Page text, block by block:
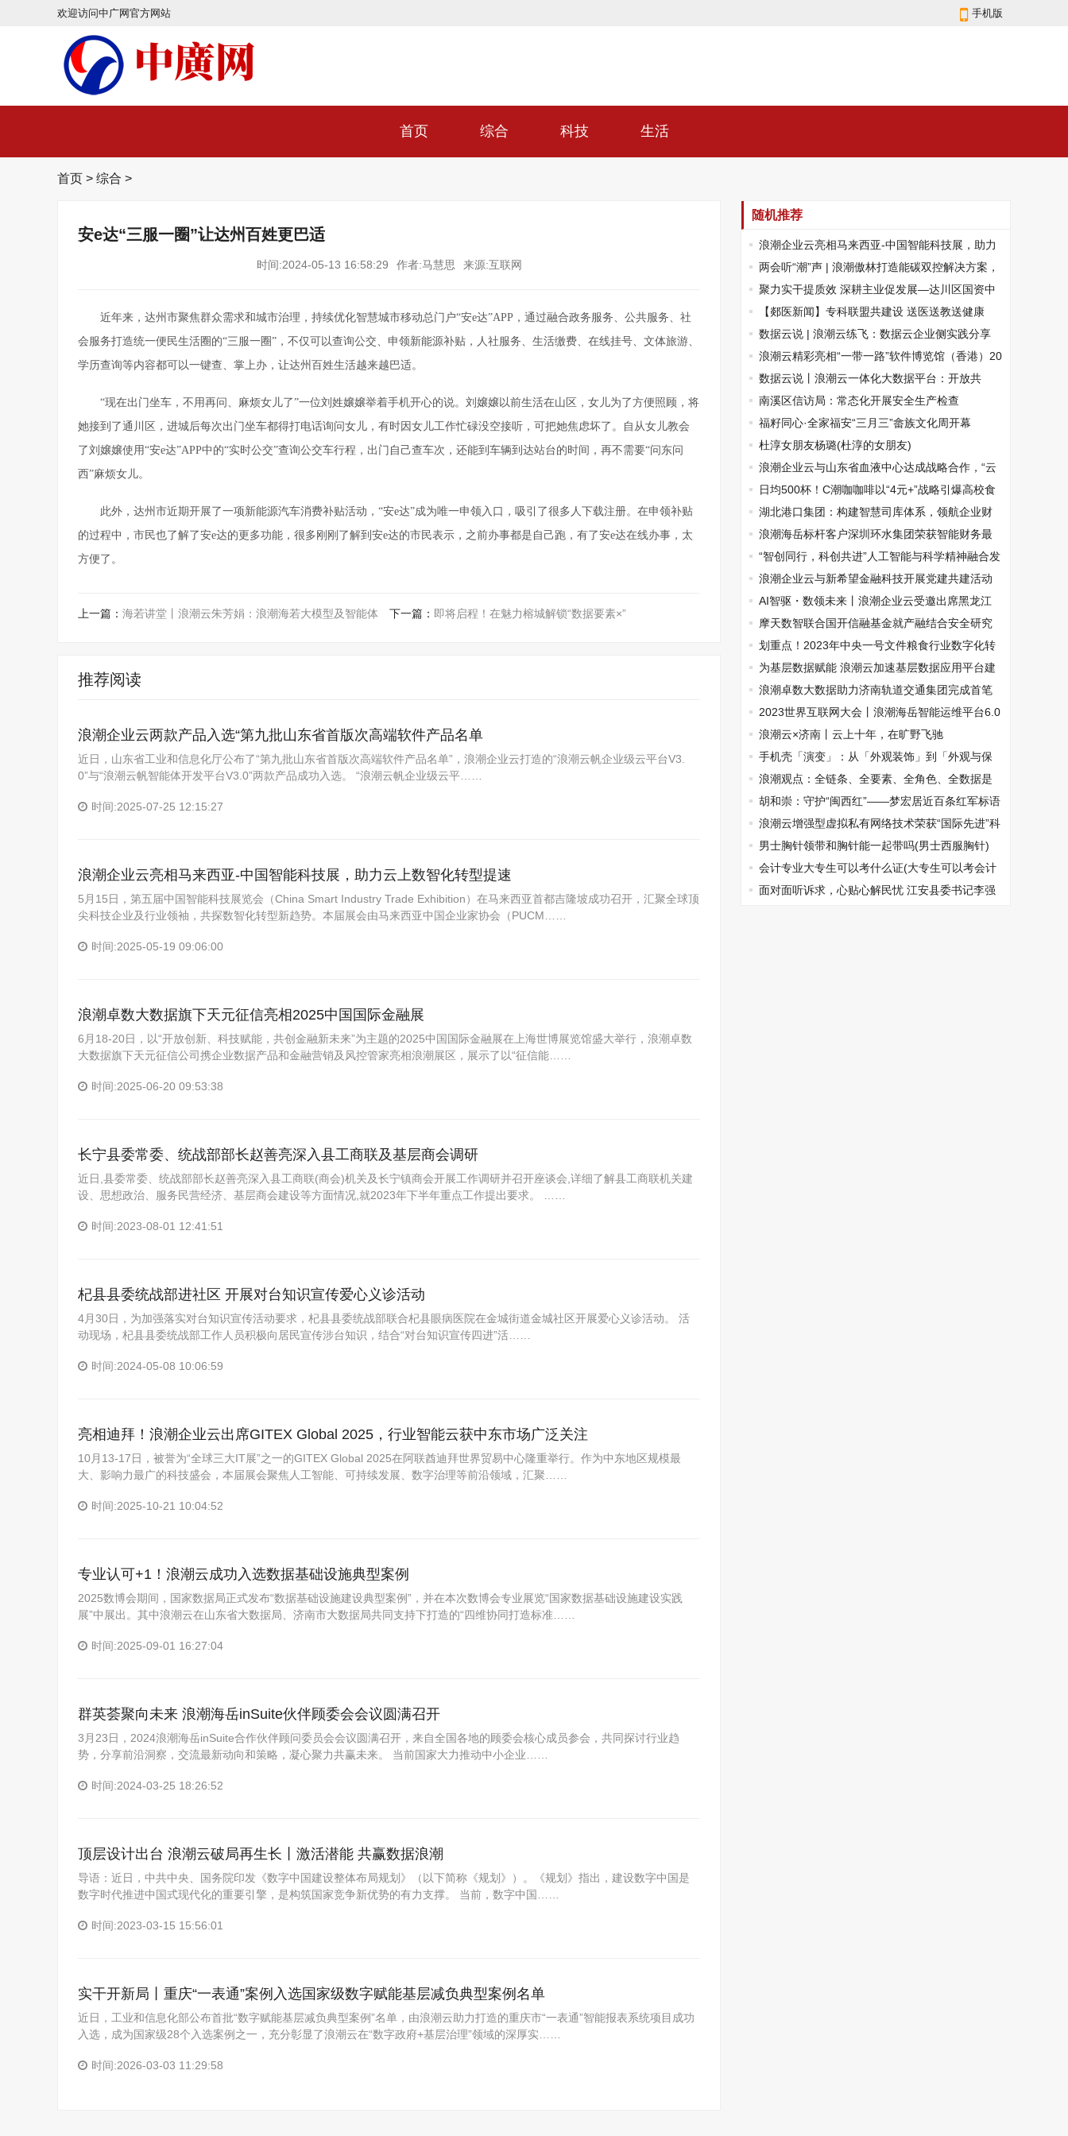
欢迎访问中广网官方网站 手机版
首页 综合 科技 生活
首页 > 综合 >
安e达“三服一圈”让达州百姓更巴适
时间:2024-05-13 16:58:29 作者:马慧思 来源:互联网
近年来，达州市聚焦群众需求和城市治理，持续优化智慧城市移动总门户“安e达”APP，通过融合政务服务、公共服务、社
会服务打造统一便民生活圈的“三服一圈”，不仅可以查询公交、申领新能源补贴，人社服务、生活缴费、在线挂号、文体旅游、
学历查询等内容都可以一键查、掌上办，让达州百姓生活越来越巴适。
“现在出门坐车，不用再问、麻烦女儿了”一位刘姓嬢嬢举着手机开心的说。刘嬢嬢以前生活在山区，女儿为了方便照顾，将
她接到了通川区，进城后每次出门坐车都得打电话询问女儿，有时因女儿工作忙碌没空接听，可把她焦虑坏了。自从女儿教会
了刘嬢嬢使用“安e达”APP中的“实时公交”查询公交车行程，出门自己查车次，还能到车辆到达站台的时间，再不需要“问东问
西”麻烦女儿。
此外，达州市近期开展了一项新能源汽车消费补贴活动，“安e达”成为唯一申领入口，吸引了很多人下载注册。在申领补贴
的过程中，市民也了解了安e达的更多功能，很多刚刚了解到安e达的市民表示，之前办事都是自己跑，有了安e达在线办事，太
方便了。
上一篇： 海若讲堂丨浪潮云朱芳娟：浪潮海若大模型及智能体 下一篇： 即将启程！在魅力榕城解锁“数据要素×”
推荐阅读
浪潮企业云两款产品入选“第九批山东省首版次高端软件产品名单
近日，山东省工业和信息化厅公布了“第九批山东省首版次高端软件产品名单”，浪潮企业云打造的“浪潮云帆企业级云平台V3.
0”与“浪潮云帆智能体开发平台V3.0”两款产品成功入选。 “浪潮云帆企业级云平……
时间:2025-07-25 12:15:27
浪潮企业云亮相马来西亚-中国智能科技展，助力云上数智化转型提速
5月15日，第五届中国智能科技展览会（China Smart Industry Trade Exhibition）在马来西亚首都吉隆坡成功召开，汇聚全球顶
尖科技企业及行业领袖，共探数智化转型新趋势。本届展会由马来西亚中国企业家协会（PUCM……
时间:2025-05-19 09:06:00
浪潮卓数大数据旗下天元征信亮相2025中国国际金融展
6月18-20日，以“开放创新、科技赋能，共创金融新未来”为主题的2025中国国际金融展在上海世博展览馆盛大举行，浪潮卓数
大数据旗下天元征信公司携企业数据产品和金融营销及风控管家亮相浪潮展区，展示了以“征信能……
时间:2025-06-20 09:53:38
长宁县委常委、统战部部长赵善亮深入县工商联及基层商会调研
近日,县委常委、统战部部长赵善亮深入县工商联(商会)机关及长宁镇商会开展工作调研并召开座谈会,详细了解县工商联机关建
设、思想政治、服务民营经济、基层商会建设等方面情况,就2023年下半年重点工作提出要求。 ……
时间:2023-08-01 12:41:51
杞县县委统战部进社区 开展对台知识宣传爱心义诊活动
4月30日，为加强落实对台知识宣传活动要求，杞县县委统战部联合杞县眼病医院在金城街道金城社区开展爱心义诊活动。 活
动现场，杞县县委统战部工作人员积极向居民宣传涉台知识，结合“对台知识宣传四进”活……
时间:2024-05-08 10:06:59
亮相迪拜！浪潮企业云出席GITEX Global 2025，行业智能云获中东市场广泛关注
10月13-17日，被誉为“全球三大IT展”之一的GITEX Global 2025在阿联酋迪拜世界贸易中心隆重举行。作为中东地区规模最
大、影响力最广的科技盛会，本届展会聚焦人工智能、可持续发展、数字治理等前沿领域，汇聚……
时间:2025-10-21 10:04:52
专业认可+1！浪潮云成功入选数据基础设施典型案例
2025数博会期间，国家数据局正式发布“数据基础设施建设典型案例”，并在本次数博会专业展览“国家数据基础设施建设实践
展”中展出。其中浪潮云在山东省大数据局、济南市大数据局共同支持下打造的“四维协同打造标准……
时间:2025-09-01 16:27:04
群英荟聚向未来 浪潮海岳inSuite伙伴顾委会会议圆满召开
3月23日，2024浪潮海岳inSuite合作伙伴顾问委员会会议圆满召开，来自全国各地的顾委会核心成员参会，共同探讨行业趋
势，分享前沿洞察，交流最新动向和策略，凝心聚力共赢未来。 当前国家大力推动中小企业……
时间:2024-03-25 18:26:52
顶层设计出台 浪潮云破局再生长丨激活潜能 共赢数据浪潮
导语：近日，中共中央、国务院印发《数字中国建设整体布局规划》（以下简称《规划》）。《规划》指出，建设数字中国是
数字时代推进中国式现代化的重要引擎，是构筑国家竞争新优势的有力支撑。 当前，数字中国……
时间:2023-03-15 15:56:01
实干开新局丨重庆“一表通”案例入选国家级数字赋能基层减负典型案例名单
近日，工业和信息化部公布首批“数字赋能基层减负典型案例”名单，由浪潮云助力打造的重庆市“一表通”智能报表系统项目成功
入选，成为国家级28个入选案例之一，充分彰显了浪潮云在“数字政府+基层治理”领域的深厚实……
时间:2026-03-03 11:29:58
随机推荐
浪潮企业云亮相马来西亚-中国智能科技展，助力
云上数智化转型提速
两会听“潮”声 | 浪潮傲林打造能碳双控解决方案，
描绘绿色智能新图景
聚力实干提质效 深耕主业促发展—达川区国资中
心召开2026年国企经营发展务虚会
【郯医新闻】专科联盟共建设 送医送教送健康
数据云说 | 浪潮云练飞：数据云企业侧实践分享
浪潮云精彩亮相“一带一路”软件博览馆（香港）20
24数据云说丨浪潮云一体化大数据平台：开放共
享，“数”尽其用
南溪区信访局：常态化开展安全生产检查
福籽同心·全家福安“三月三”畲族文化周开幕
杜淳女朋友杨璐(杜淳的女朋友)
浪潮企业云与山东省血液中心达成战略合作，“云
+AI”赋能场景革新
日均500杯！C潮咖咖啡以“4元+”战略引爆高校食
堂，重塑校园咖啡消费新场景
湖北港口集团：构建智慧司库体系，领航企业财
务管理新征程
浪潮海岳标杆客户深圳环水集团荣获智能财务最
佳实践奖
“智创同行，科创共进”人工智能与科学精神融合发
展交流沙龙举办
浪潮企业云与新希望金融科技开展党建共建活动
AI智驱・数领未来丨浪潮企业云受邀出席黑龙江
省生物医药研讨会
摩天数智联合国开信融基金就产融结合安全研究
在市场监督管理总局研究会议中进行汇报
划重点！2023年中央一号文件粮食行业数字化转
型要点速览
为基层数据赋能 浪潮云加速基层数据应用平台建
设浪潮卓数大数据助力济南轨道交通集团完成首笔
数据资产入表
2023世界互联网大会丨浪潮海岳智能运维平台6.0
全新发布
浪潮云×济南丨云上十年，在旷野飞驰
手机壳「演变」：从「外观装饰」到「外观与保
护」兼顾至上——「ZAGG」
浪潮观点：全链条、全要素、全角色、全数据是
司库建设的四大趋势
胡和崇：守护“闽西红”——梦宏居近百条红军标语
浪潮云增强型虚拟私有网络技术荣获“国际先进”科
技成果认定
男士胸针领带和胸针能一起带吗(男士西服胸针)
会计专业大专生可以考什么证(大专生可以考会计
证吗)
面对面听诉求，心贴心解民忧 江安县委书记李强